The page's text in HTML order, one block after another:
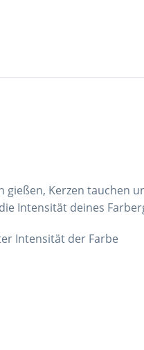
Kerzen tauchen
Intensität deines
Intensität der Farbe